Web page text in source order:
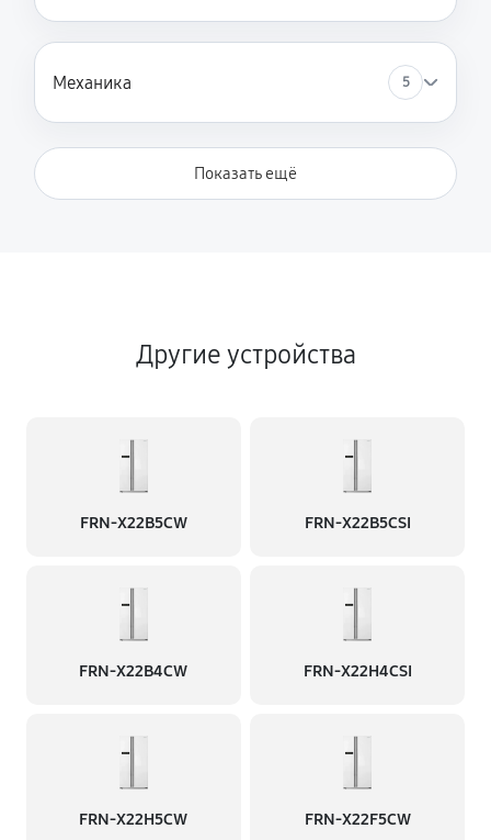
Механика 5
Показать ещё
Другие устройства
FRN-X22B5CW FRN-X22B5CSI
FRN-X22B4CW FRN-X22H4CSI
FRN-X22H5CW FRN-X22F5CW